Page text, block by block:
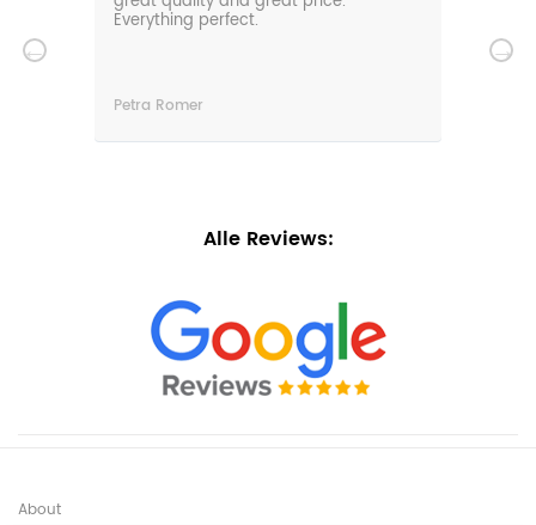
Everything perfect.
Petra Romer
Alle Reviews:
About